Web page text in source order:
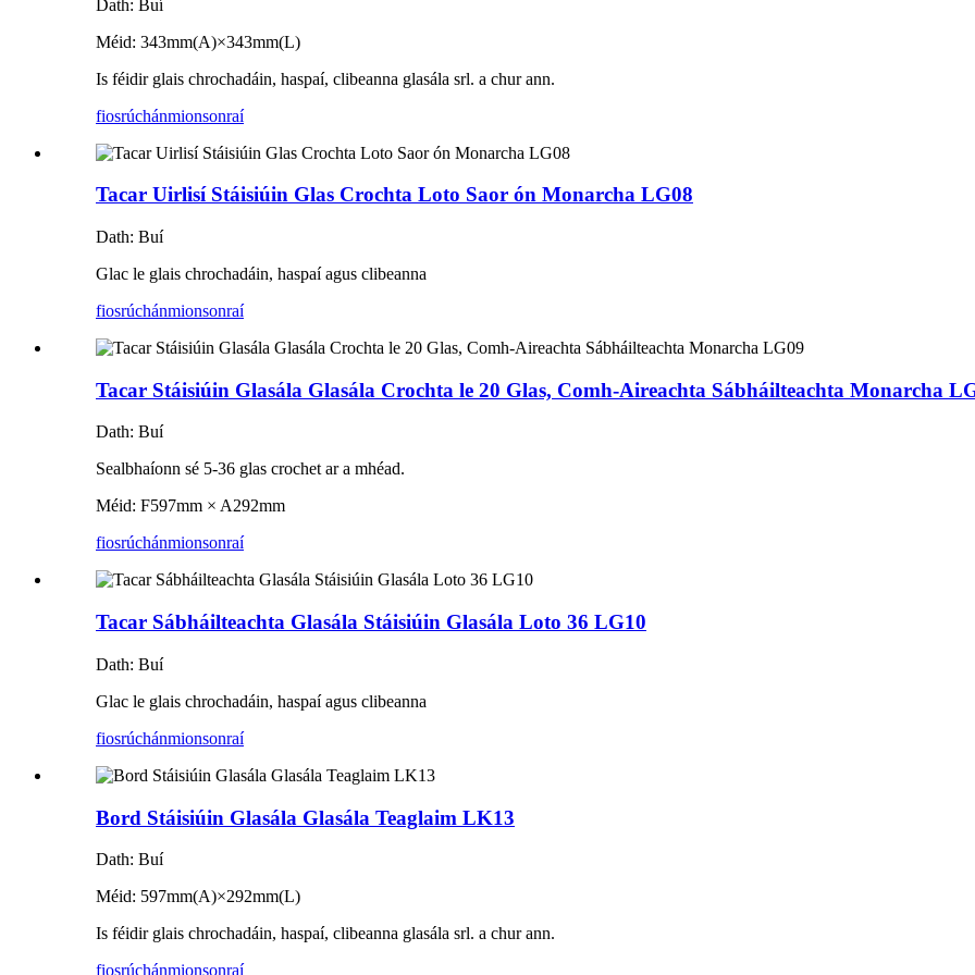
Dath: Buí
Méid: 343mm(A)×343mm(L)
Is féidir glais chrochadáin, haspaí, clibeanna glasála srl. a chur ann.
fiosrúchánmionsonraí
Tacar Uirlisí Stáisiúin Glas Crochta Loto Saor ón Monarcha LG08
Dath: Buí
Glac le glais chrochadáin, haspaí agus clibeanna
fiosrúchánmionsonraí
Tacar Stáisiúin Glasála Glasála Crochta le 20 Glas, Comh-Aireachta Sábháilteachta Monarcha
Dath: Buí
Sealbhaíonn sé 5-36 glas crochet ar a mhéad.
Méid: F597mm × A292mm
fiosrúchánmionsonraí
Tacar Sábháilteachta Glasála Stáisiúin Glasála Loto 36 LG10
Dath: Buí
Glac le glais chrochadáin, haspaí agus clibeanna
fiosrúchánmionsonraí
Bord Stáisiúin Glasála Glasála Teaglaim LK13
Dath: Buí
Méid: 597mm(A)×292mm(L)
Is féidir glais chrochadáin, haspaí, clibeanna glasála srl. a chur ann.
fiosrúchánmionsonraí